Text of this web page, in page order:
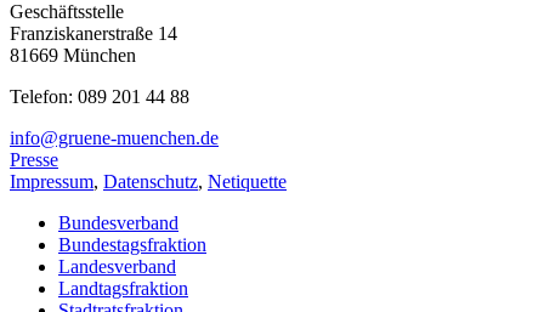
Geschäftsstelle
Franziskanerstraße 14
81669 München
Telefon: 089 201 44 88
info@gruene-muenchen.de
Presse
Impressum, Datenschutz, Netiquette
Bundesverband
Bundestagsfraktion
Landesverband
Landtagsfraktion